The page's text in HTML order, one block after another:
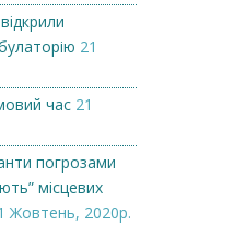
21
час 21
погрозами
місцевих
Жовтень, 2020р.